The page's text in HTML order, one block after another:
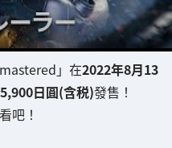
」在2022年8月13
5,900日圓(含税)發售！
吧！